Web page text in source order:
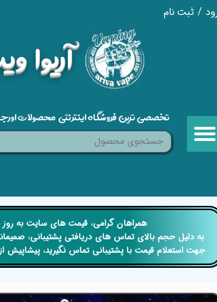
/ ثبت نام
حساب کاربری من
خروج از حساب کاربری
​آریوا
تخصصی ترین فروشگاه اینترنتی محصولات
​​همراهان گرامی، قیمت های سایت به
به دلیل حجم بالای تماس های دریافتی پشتیبانی،
جهت استعلام قیمت با پشتیبانی تماس نگیرید، پیشاپیش